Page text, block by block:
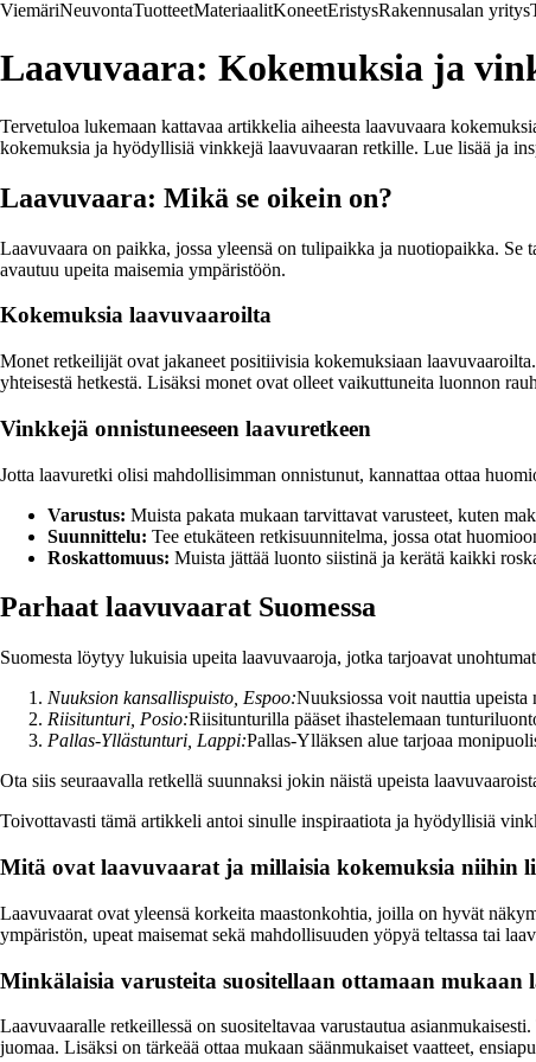
ViemäriNeuvontaTuotteetMateriaalitKoneetEristysRakennusalan yritys
Laavuvaara: Kokemuksia ja
Tervetuloa lukemaan kattavaa artikkelia aiheesta laavuvaara
kokemuksia ja hyödyllisiä vinkkejä laavuvaaran retkille. Lue lisää ja
Laavuvaara: Mikä se oikein on?
Laavuvaara on paikka, jossa yleensä on tulipaikka ja nuotiopaikka.
avautuu upeita maisemia ympäristöön.
Kokemuksia laavuvaaroilta
Monet retkeilijät ovat jakaneet positiivisia kokemuksiaan
yhteisestä hetkestä. Lisäksi monet ovat olleet vaikuttuneita luonnon
Vinkkejä onnistuneeseen laavuretkeen
Jotta laavuretki olisi mahdollisimman onnistunut, kannattaa ottaa
Varustus: Muista pakata mukaan tarvittavat varusteet, kuten
Suunnittelu: Tee etukäteen retkisuunnitelma, jossa otat
Roskattomuus: Muista jättää luonto siistinä ja kerätä kaikki
Parhaat laavuvaarat Suomessa
Suomesta löytyy lukuisia upeita laavuvaaroja, jotka tarjoavat
Nuuksion kansallispuisto, Espoo:Nuuksiossa voit nauttia upeista
Riisitunturi, Posio:Riisitunturilla pääset ihastelemaan
Pallas-Yllästunturi, Lappi:Pallas-Ylläksen alue tarjoaa
Ota siis seuraavalla retkellä suunnaksi jokin näistä upeista
Toivottavasti tämä artikkeli antoi sinulle inspiraatiota ja hyödyllisiä
Mitä ovat laavuvaarat ja millaisia kokemuksia niihin
Laavuvaarat ovat yleensä korkeita maastonkohtia, joilla on hyvät
ympäristön, upeat maisemat sekä mahdollisuuden yöpyä teltassa tai
Minkälaisia varusteita suositellaan ottamaan mukaan
Laavuvaaralle retkeillessä on suositeltavaa varustautua
juomaa. Lisäksi on tärkeää ottaa mukaan säänmukaiset vaatteet,